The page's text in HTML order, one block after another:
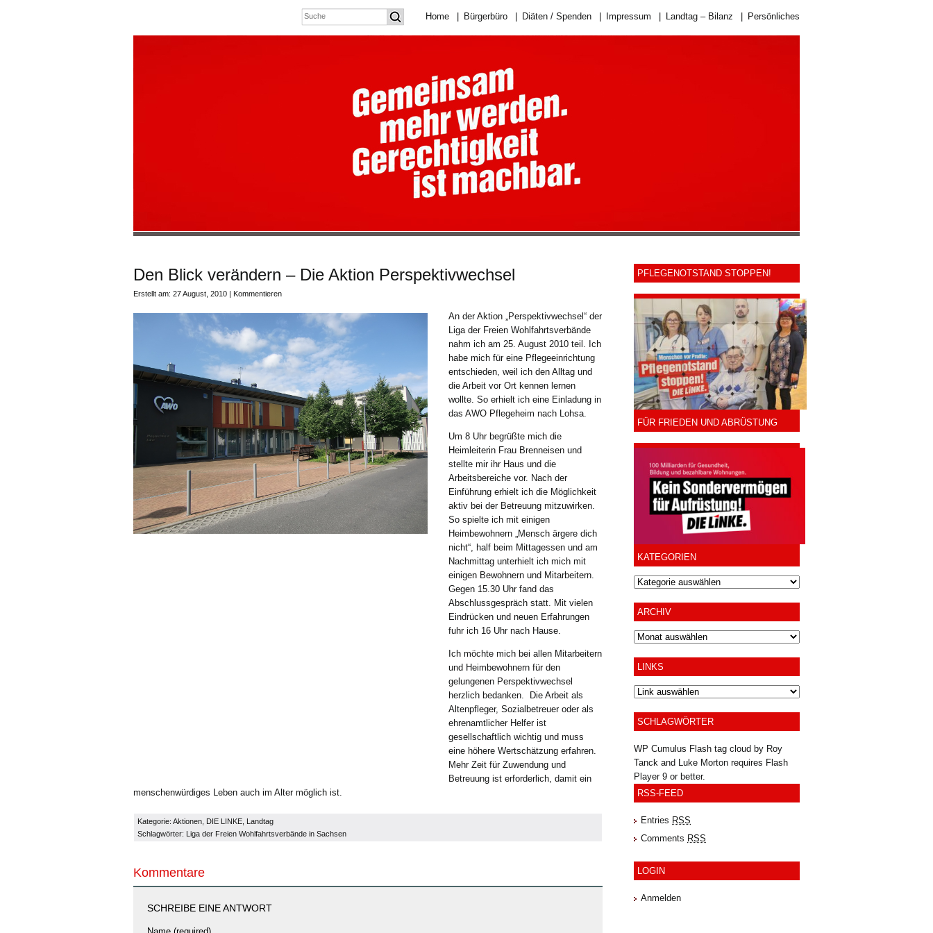
Home Bürgerbüro Diäten / Spenden Impressum Landtag – Bilanz Persönliches
Den Blick verändern – Die Aktion Perspektivwechsel
Erstellt am: 27 August, 2010 | Kommentieren
An der Aktion „Perspektivwechsel“ der
Liga der Freien Wohlfahrtsverbände
nahm ich am 25. August 2010 teil. Ich
habe mich für eine Pflegeeinrichtung
entschieden, weil ich den Alltag und
die Arbeit vor Ort kennen lernen
wollte. So erhielt ich eine Einladung in
das AWO Pflegeheim nach Lohsa.
Um 8 Uhr begrüßte mich die
Heimleiterin Frau Brenneisen und
stellte mir ihr Haus und die
Arbeitsbereiche vor. Nach der
Einführung erhielt ich die Möglichkeit
aktiv bei der Betreuung mitzuwirken.
So spielte ich mit einigen
Heimbewohnern „Mensch ärgere dich
nicht“, half beim Mittagessen und am
Nachmittag unterhielt ich mich mit
einigen Bewohnern und Mitarbeitern.
Gegen 15.30 Uhr fand das
Abschlussgespräch statt. Mit vielen
Eindrücken und neuen Erfahrungen
fuhr ich 16 Uhr nach Hause.
Ich möchte mich bei allen Mitarbeitern
und Heimbewohnern für den
gelungenen Perspektivwechsel
herzlich bedanken. Die Arbeit als
Altenpfleger, Sozialbetreuer oder als
ehrenamtlicher Helfer ist
gesellschaftlich wichtig und muss
eine höhere Wertschätzung erfahren.
Mehr Zeit für Zuwendung und
Betreuung ist erforderlich, damit ein
menschenwürdiges Leben auch im Alter möglich ist.
Kategorie: Aktionen DIE LINKE Landtag
Schlagwörter: Liga der Freien Wohlfahrtsverbände in Sachsen
Kommentare
SCHREIBE EINE ANTWORT
Name (required)
PFLEGENOTSTAND STOPPEN!
FÜR FRIEDEN UND ABRÜSTUNG
KATEGORIEN
ARCHIV
Archiv
LINKS
SCHLAGWÖRTER
WP Cumulus Flash tag cloud by Roy
Tanck and Luke Morton requires Flash
Player9 or better.
RSS-FEED
Entries RSS
Comments RSS
LOGIN
Anmelden